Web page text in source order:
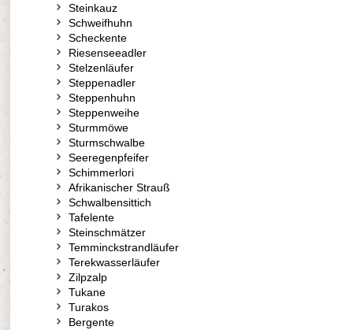
Steinkauz
Schweifhuhn
Scheckente
Riesenseeadler
Stelzenläufer
Steppenadler
Steppenhuhn
Steppenweihe
Sturmmöwe
Sturmschwalbe
Seeregenpfeifer
Schimmerlori
Afrikanischer Strauß
Schwalbensittich
Tafelente
Steinschmätzer
Temminckstrandläufer
Terekwasserläufer
Zilpzalp
Tukane
Turakos
Bergente